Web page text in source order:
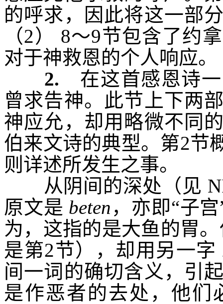
的呼求，因此将这一部
（2） 8～9节包含了约
对于神救恩的个人响应。
2. 在这首感恩诗一
曾求告神。此节上下两
神应允，却用略微不同
伯来文诗的典型。第2节
则详述所发生之事。
从阴间的深处 （见
原文是 beten ，亦即“子
为，这指的是大鱼的胃
是第2节），却用另一字
间一词的确切含义，引
是作恶者的去处，他们